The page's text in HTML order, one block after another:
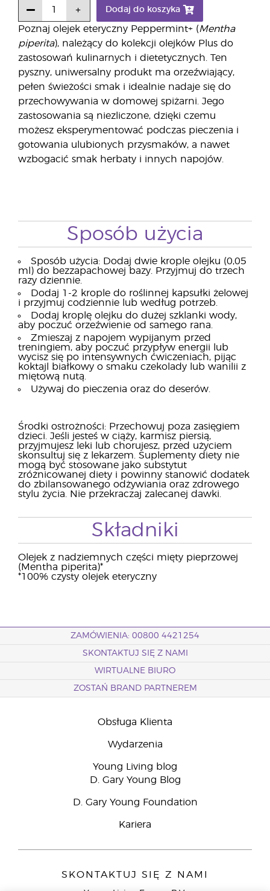
Poznaj olejek eteryczny Peppermint+ (Mentha
piperita), należący do kolekcji olejków Plus do
zastosowań kulinarnych i dietetycznych. Ten
pyszny, uniwersalny produkt ma orzeźwiający,
pełen świeżości smak i idealnie nadaje się do
przechowywania w domowej spiżarni. Jego
zastosowania są niezliczone, dzięki czemu
możesz eksperymentować podczas pieczenia i
gotowania ulubionych przysmaków, a nawet
wzbogacić smak herbaty i innych napojów.
Dodaj do koszyka
Sposób użycia
Sposób użycia: Dodaj dwie krople olejku (0,05
ml) do bezzapachowej bazy. Przyjmuj do trzech
razy dziennie.
Dodaj 1-2 krople do roślinnej kapsułki żelowej
i przyjmuj codziennie lub według potrzeb.
Dodaj kroplę olejku do dużej szklanki wody,
aby poczuć orzeźwienie od samego rana.
Zmieszaj z napojem wypijanym przed
treningiem, aby poczuć przypływ energii lub
wycisz się po intensywnych ćwiczeniach, pijąc
koktajl białkowy o smaku czekolady lub wanilii z
miętową nutą.
Używaj do pieczenia oraz do deserów.
Środki ostrożności: Przechowuj poza zasięgiem
dzieci. Jeśli jesteś w ciąży, karmisz piersią,
przyjmujesz leki lub chorujesz, przed użyciem
skonsultuj się z lekarzem. Suplementy diety nie
mogą być stosowane jako substytut
zróżnicowanej diety i powinny stanowić dodatek
do zbilansowanego odżywiania oraz zdrowego
stylu życia. Nie przekraczaj zalecanej dawki.
Składniki
Olejek z nadziemnych części mięty pieprzowej
(Mentha piperita)*
*100% czysty olejek eteryczny
ZAMÓWIENIA: 00800 4421254
SKONTAKTUJ SIĘ Z NAMI
WIRTUALNE BIURO
ZOSTAŃ BRAND PARTNEREM
Obsługa Klienta
Wydarzenia
Young Living blog
D. Gary Young Blog
D. Gary Young Foundation
Kariera
SKONTAKTUJ SIĘ Z NAMI